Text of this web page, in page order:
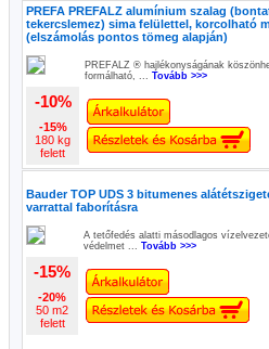
PREFA PREFALZ alumínium szalag
tekercslemez) sima felülettel, korcolható
(elszámolás pontos tömeg alapján)
PREFALZ ® hajlékonyságának
formálható, ... Tovább >>>
-10%
-15%
180 kg
felett
Bauder TOP UDS 3 bitumenes
varrattal faborításra
A tetőfedés alatti másodlagos
védelmet ... Tovább >>>
-15%
-20%
50 m2
felett